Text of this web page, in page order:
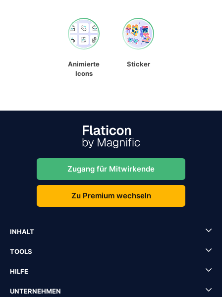
Animierte
Icons
Sticker
Zugang für Mitwirkende
Zu Premium wechseln
INHALT
TOOLS
HILFE
UNTERNEHMEN